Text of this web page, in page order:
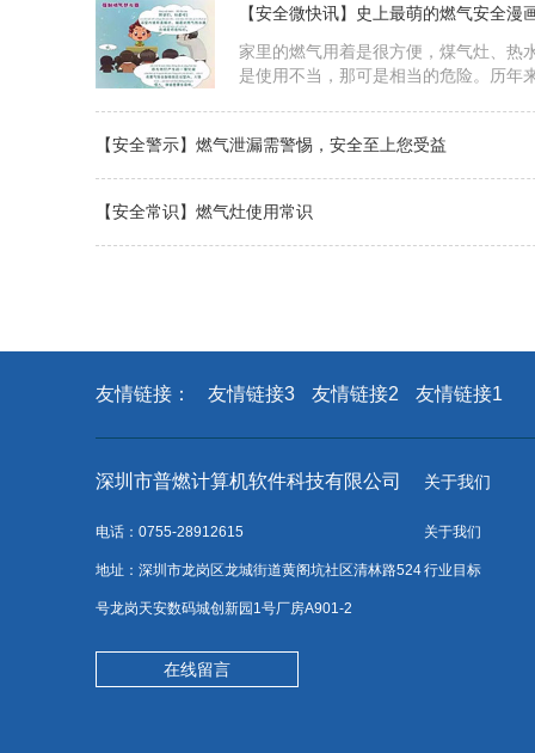
【安全微快讯】史上最萌的燃气安全漫
家里的燃气用着是很方便，煤气灶、热
是使用不当，那可是相当的危险。历年
【安全警示】燃气泄漏需警惕，安全至上您受益
【安全常识】燃气灶使用常识
友情链接： 友情链接3 友情链接2 友情链接1
深圳市普燃计算机软件科技有限公司
电话：0755-28912615
地址：深圳市龙岗区龙城街道黄阁坑社区清林路524
号龙岗天安数码城创新园1号厂房A901-2
在线留言
关于我们
关于我们
行业目标